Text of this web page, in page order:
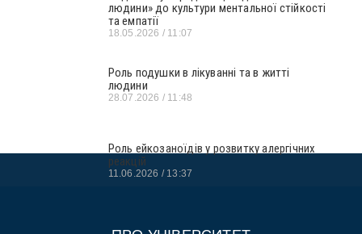
людини» до культури ментальної стійкості
та емпатії
18.05.2026 11:07
Роль подушки в лікуванні та в житті
людини
28.07.2026 11:48
Роль ейкозаноїдів у розвитку алергічних
реакцій
11.06.2026 13:37